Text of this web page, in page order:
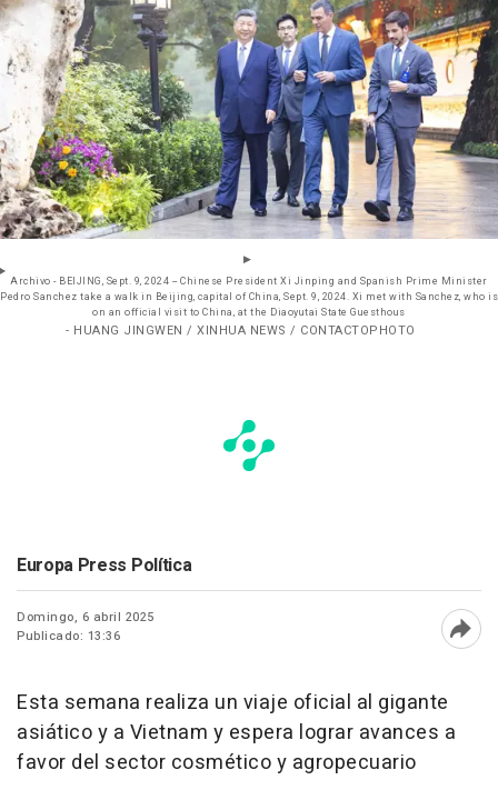
Archivo - BEIJING, Sept. 9, 2024 -- Chinese President Xi Jinping and Spanish Prime Minister
Pedro Sanchez take a walk in Beijing, capital of China, Sept. 9, 2024. Xi met with Sanchez, who is
on an official visit to China, at the Diaoyutai State Guesthous
- HUANG JINGWEN / XINHUA NEWS / CONTACTOPHOTO
Europa Press Política
Domingo, 6 abril 2025
Publicado: 13:36
Esta semana realiza un viaje oficial al gigante
asiático y a Vietnam y espera lograr avances a
favor del sector cosmético y agropecuario